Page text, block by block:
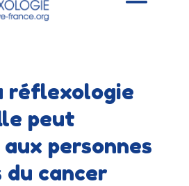
réflexologie
peut
personnes
cancer